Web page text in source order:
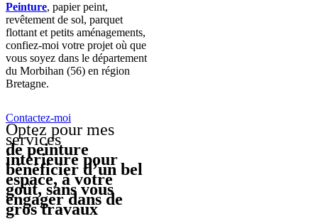
Peinture, papier peint,
revêtement de sol, parquet
flottant et petits aménagements,
confiez-moi votre projet où que
vous soyez dans le département
du Morbihan (56) en région
Bretagne.
Contactez-moi
Optez pour mes
services
de peinture
intérieure pour
bénéficier d’un bel
espace, à votre
goût, sans vous
engager dans de
gros travaux